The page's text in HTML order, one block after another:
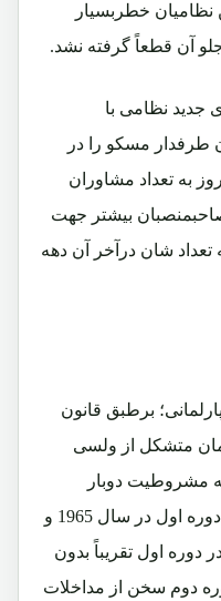
نظامیان خطربسیار
آن قطعاً گرفته نشد.
جدید نظامی با
مسکو را در
به تعداد مشاوران
بیشتر جهت
شان درآخر آن دهه
برطبق قانون
یا پارلمان متشکل از ولسی
مشروطیت دوبار
انتخابات پارلمانی صورت گرفت: دوره اول در سال 1965 و
انتخابات در دوره اول تقریباً بدون
دوم سخن از مداخلات